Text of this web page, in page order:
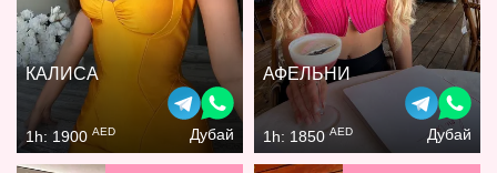
КАЛИСА
1h: 1900 AED Дубай
АФЕЛЬНИ
1h: 1850 AED Дубай